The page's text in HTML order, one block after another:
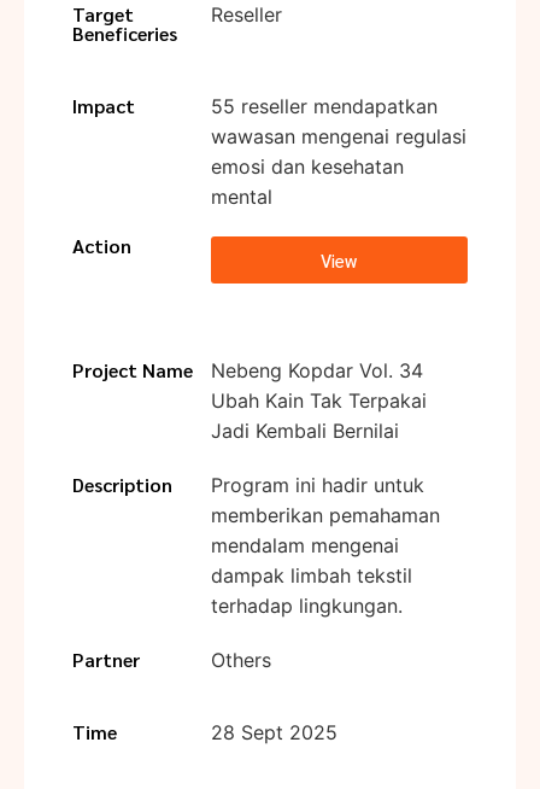
Target
Beneficeries
Reseller
Impact
55 reseller mendapatkan
wawasan mengenai regulasi
emosi dan kesehatan
mental
Action
View
Project Name
Nebeng Kopdar Vol. 34
Ubah Kain Tak Terpakai
Jadi Kembali Bernilai
Description
Program ini hadir untuk
memberikan pemahaman
mendalam mengenai
dampak limbah tekstil
terhadap lingkungan.
Partner Others
Time 28 Sept 2025